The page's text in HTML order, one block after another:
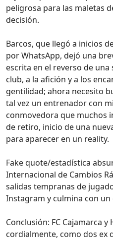
peligrosa para las maletas
decisión.
Barcos, que llegó a inicios
por WhatsApp, dejó una
escrita en el reverso de una
club, a la afición y a los
gentilidad; ahora necesito
tal vez un entrenador con
conmovedora que muchos
de retiro, inicio de una
para aparecer en un reality.
Fake quote/estadística
Internacional de Cambios
salidas tempranas de
Instagram y culmina con un
Conclusión: FC Cajamarca
cordialmente, como dos ex